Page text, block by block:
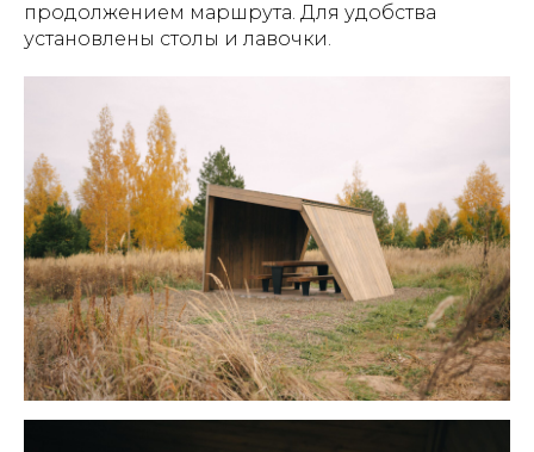
продолжением маршрута. Для удобства
установлены столы и лавочки.